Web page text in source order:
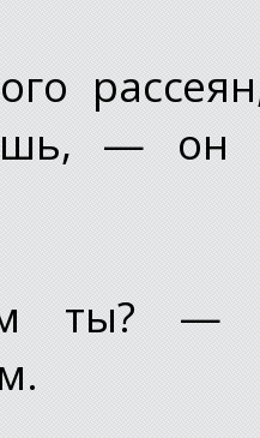
— он
—